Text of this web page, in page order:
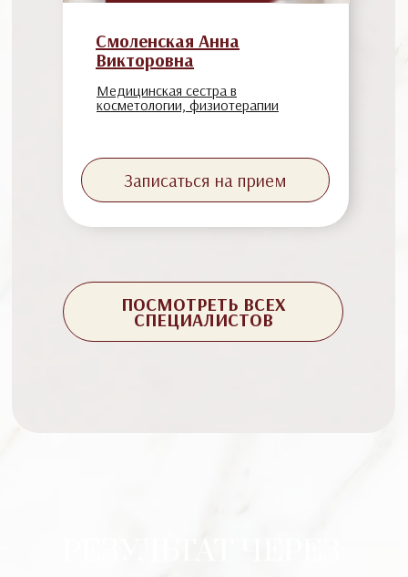
Смоленская Анна
Викторовна
Медицинская сестра в
косметологии, физиотерапии
Записаться на прием
ПОСМОТРЕТЬ ВСЕХ
СПЕЦИАЛИСТОВ